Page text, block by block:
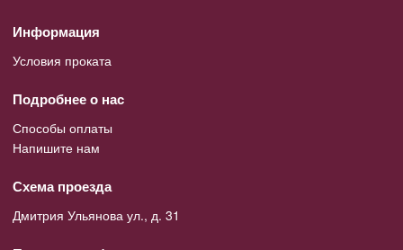
Информация
Условия проката
Подробнее о нас
Способы оплаты
Напишите нам
Схема проезда
Дмитрия Ульянова ул., д. 31